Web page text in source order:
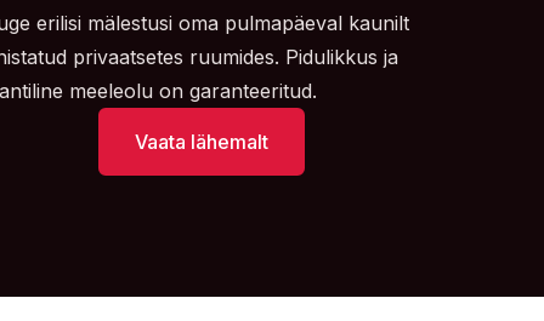
erilisi mälestusi oma pulmapäeval kaunilt
privaatsetes ruumides. Pidulikkus ja
meeleolu on garanteeritud.
Vaata lähemalt